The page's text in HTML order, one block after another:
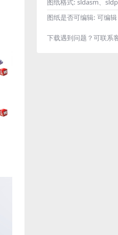
图纸是否可编辑: 可编
下载遇到问题？可联系